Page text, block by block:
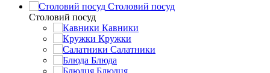
Столовий посуд
Столовий посуд
Кавники
Кружки
Салатники
Блюда
Блюдця